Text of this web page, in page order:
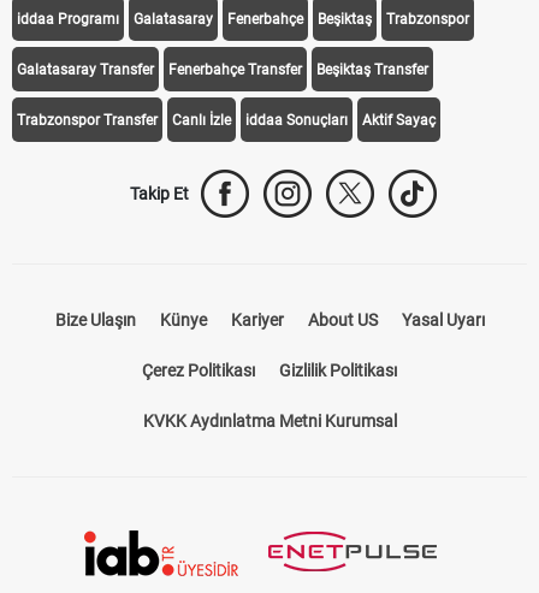
iddaa Programı Galatasaray Fenerbahçe Beşiktaş Trabzonspor
Galatasaray Transfer Fenerbahçe Transfer Beşiktaş Transfer
Trabzonspor Transfer Canlı İzle iddaa Sonuçları Aktif Sayaç
Takip Et
Bize Ulaşın Künye Kariyer About US Yasal Uyarı
Çerez Politikası Gizlilik Politikası
KVKK Aydınlatma Metni Kurumsal